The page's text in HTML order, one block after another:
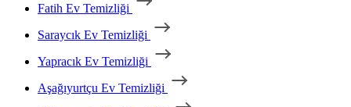
Fatih Ev Temizliği
Saraycık Ev Temizliği
Yapracık Ev Temizliği
Aşağıyurtçu Ev Temizliği